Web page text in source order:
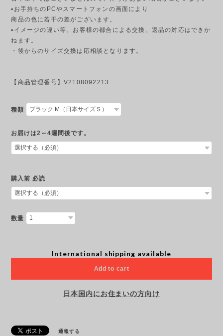
▪︎お手持ちのPCやスマートフォンの画面により
商品の色に若干の差がございます。
▪︎イメージの違い等、お客様の都合による交換、返品の対応はできか
ねます。
・後からのサイズ交換は応相談となります。
【商品管理番号】V2108092213
種類
お届けは2～4週間後です。
購入前 必読
数量
International shipping available
Add to cart
日本国内にお住まいの方向け
通報する